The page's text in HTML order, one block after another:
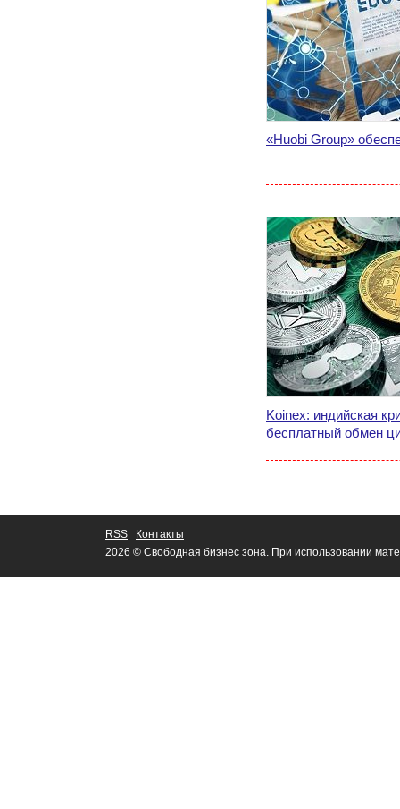
«Huobi Group»
Koinex: индийская
бесплатный обмен
RSS
Контакты
2026 © Свободная бизнес зона. При использовании